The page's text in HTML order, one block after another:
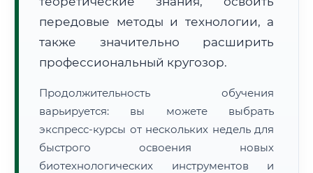
🔍Нажмите на документ для увеличения и просмотра
передовые методы и технологии, а
также значительно расширить
профессиональный кругозор.
Продолжительность обучения
варьируется: вы можете выбрать
экспресс-курсы от нескольких недель для
быстрого освоения новых
биотехнологических инструментов и